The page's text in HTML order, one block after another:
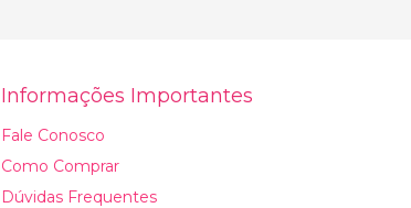
Informações Importantes
Fale Conosco
Como Comprar
Dúvidas Frequentes